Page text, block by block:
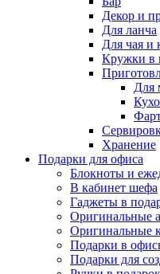
Декор и
Для ланча
Для чая и
Кружки в
Для
Хранение
Подарки для офиса
Блокноты и
В кабинет шефа
Гаджеты в
Оригинальные
Оригинальные
Подарки в
Подарки для